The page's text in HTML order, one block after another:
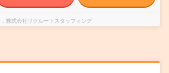
株式会社リクルートスタッフィング